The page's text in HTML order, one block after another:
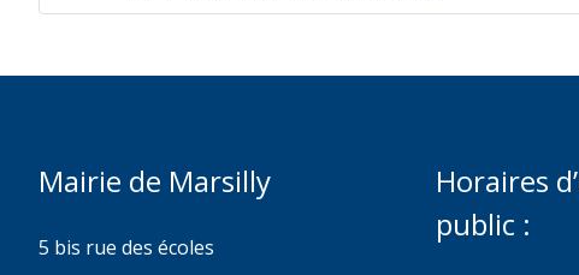
Mairie de Marsilly
5 bis rue des écoles
Horaires
public :